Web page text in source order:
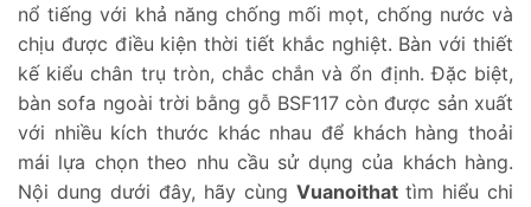
nổ tiếng với khả năng chống mối mọt, chống nước và
chịu được điều kiện thời tiết khắc nghiệt. Bàn với thiết
kế kiểu chân trụ tròn, chắc chắn và ổn định. Đặc biệt,
bàn sofa ngoài trời bằng gỗ BSF117 còn được sản xuất
với nhiều kích thước khác nhau để khách hàng thoải
mái lựa chọn theo nhu cầu sử dụng của khách hàng.
Nội dung dưới đây, hãy cùng Vuanoithat tìm hiểu chi